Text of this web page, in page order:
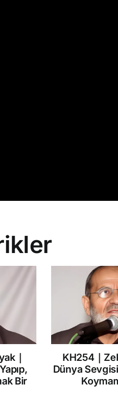
｜
Bir
KH254｜
Dünya